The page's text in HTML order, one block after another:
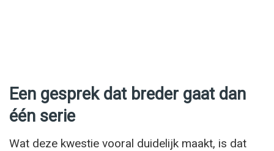
Een gesprek dat breder gaat dan
één serie
Wat deze kwestie vooral duidelijk maakt, is dat